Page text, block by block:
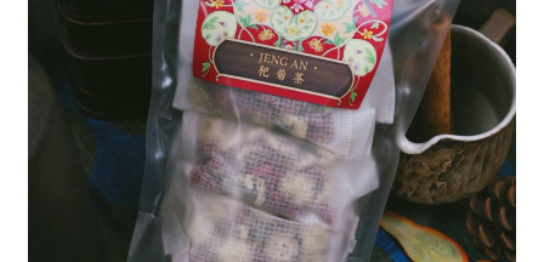
關於我們